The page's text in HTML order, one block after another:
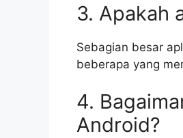
3. Apakah
Sebagian besar
beberapa yang
4.
Android?